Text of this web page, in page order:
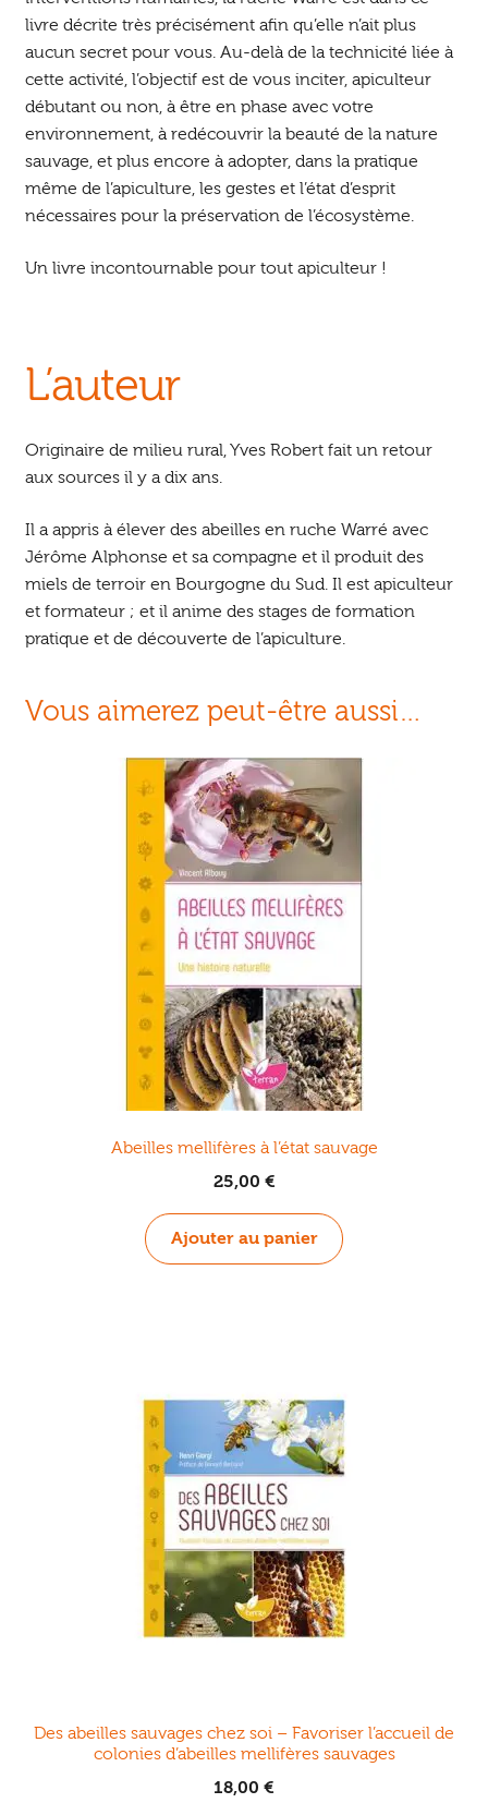
livre décrite très précisément afin qu’elle n’ait plus
aucun secret pour vous. Au-delà de la technicité liée à
cette activité, l’objectif est de vous inciter, apiculteur
débutant ou non, à être en phase avec votre
environnement, à redécouvrir la beauté de la nature
sauvage, et plus encore à adopter, dans la pratique
même de l’apiculture, les gestes et l’état d’esprit
nécessaires pour la préservation de l’écosystème.
Un livre incontournable pour tout apiculteur !
L’auteur
Originaire de milieu rural, Yves Robert fait un retour
aux sources il y a dix ans.
Il a appris à élever des abeilles en ruche Warré avec
Jérôme Alphonse et sa compagne et il produit des
miels de terroir en Bourgogne du Sud. Il est apiculteur
et formateur ; et il anime des stages de formation
pratique et de découverte de l’apiculture.
Vous aimerez peut-être aussi…
Abeilles mellifères à l’état sauvage
25,00 €
Ajouter au panier
Des abeilles sauvages chez soi – Favoriser l’accueil de
colonies d’abeilles mellifères sauvages
18,00 €